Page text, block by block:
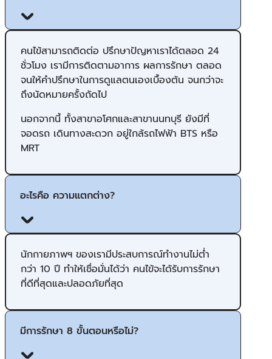
คนไข้สามารถติดต่อ ปรึกษาปัญ​หาเราได้ตลอด 24
ชั่วโมง เรามีการติดตามอาการ ผลการรักษา ตลอด
จนให้คำปรึกษาในการดูแลตนเองเบื้องต้น จนกว่าจะ
ถึงนัดหมายครั้งถัดไป
นอกจากนี้ ทั้งสาขาอโศกและสาขานนทบุรี ยังมีที่
จอดรถ เดินทางสะดวก อยู่ใกล้รถไฟฟ้า BTS หรือ
MRT
อะไรคือ ความแตกต่าง?
นักกายภาพฯ ของเรามีประสบการณ์ทำงานไม่ต่ำ
กว่า 10 ปี ทำให้เชื่อมั่นได้ว่า คนไข้จะได้รับการรักษา
ที่ดีที่สุดและปลอดภัยที่สุด
มีการรักษา 8 ขั้นตอนหรือไม่?